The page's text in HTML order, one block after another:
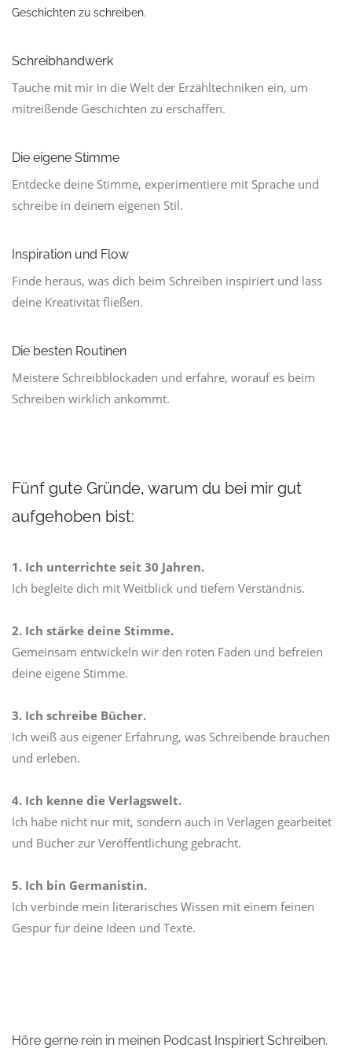
Geschichten zu schreiben.
Schreibhandwerk
Tauche mit mir in die Welt der Erzähltechniken ein, um
mitreißende Geschichten zu erschaffen.
Die eigene Stimme
Entdecke deine Stimme, experimentiere mit Sprache und
schreibe in deinem eigenen Stil.
Inspiration und Flow
Finde heraus, was dich beim Schreiben inspiriert und lass
deine Kreativität fließen.
Die besten Routinen
Meistere Schreibblockaden und erfahre, worauf es beim
Schreiben wirklich ankommt.
Fünf gute Gründe, warum du bei mir gut
aufgehoben bist:
1. Ich unterrichte seit 30 Jahren.
Ich begleite dich mit Weitblick und tiefem Verständnis.
2. Ich stärke deine Stimme.
Gemeinsam entwickeln wir den roten Faden und befreien
deine eigene Stimme.
3. Ich schreibe Bücher.
Ich weiß aus eigener Erfahrung, was Schreibende brauchen
und erleben.
4. Ich kenne die Verlagswelt.
Ich habe nicht nur mit, sondern auch in Verlagen gearbeitet
und Bücher zur Veröffentlichung gebracht.
5. Ich bin Germanistin.
Ich verbinde mein literarisches Wissen mit einem feinen
Gespür für deine Ideen und Texte.
Höre gerne rein in meinen Podcast Inspiriert Schreiben.